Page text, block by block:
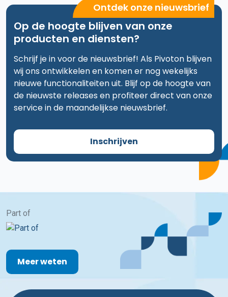
Ontdek onze nieuwsbrief
Op de hoogte blijven van onze
producten en diensten?
Schrijf je in voor de nieuwsbrief! Als Pivoton blijven
wij ons ontwikkelen en komen er nog wekelijks
nieuwe functionaliteiten uit. Blijf op de hoogte van
de nieuwste releases en profiteer direct van onze
service in de maandelijkse nieuwsbrief.
Inschrijven
Part of
Meer weten